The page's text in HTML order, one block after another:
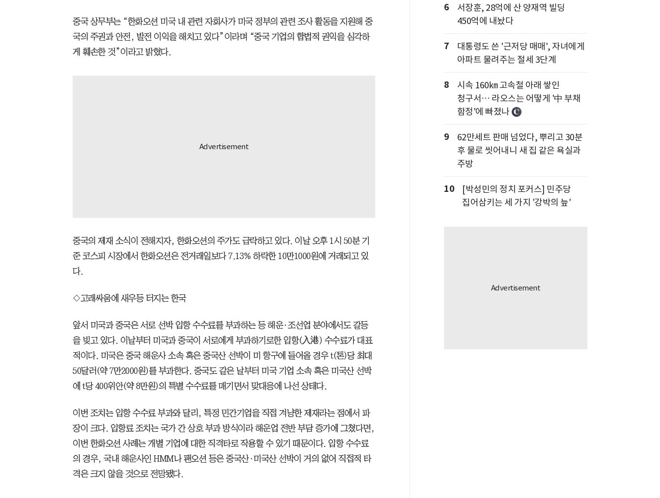
중국 상무부는 “한화오션 미국 내 관련 자회사가 미국 정부의 관련 조사 활동을 지원해 중
국의 주권과 안전, 발전 이익을 해치고 있다”이라며 “중국 기업의 합법적 권익을 심각하
게 훼손한 것”이라고 밝혔다.
중국의 제재 소식이 전해지자, 한화오션의 주가도 급락하고 있다. 이날 오후 1시 50분 기
준 코스피 시장에서 한화오션은 전거래일보다 7.13% 하락한 10만1000원에 거래되고 있
다.
◇고래싸움에 새우등 터지는 한국
앞서 미국과 중국은 서로 선박 입항 수수료를 부과하는 등 해운·조선업 분야에서도 갈등
을 빚고 있다. 이날부터 미국과 중국이 서로에게 부과하기로한 입항(入港) 수수료가 대표
적이다. 미국은 중국 해운사 소속 혹은 중국산 선박이 미 항구에 들어올 경우 t(톤)당 최대
50달러(약 7만2000원)를 부과한다. 중국도 같은 날부터 미국 기업 소속 혹은 미국산 선박
에 t당 400위안(약 8만원)의 특별 수수료를 매기면서 맞대응에 나선 상태다.
이번 조치는 입항 수수료 부과와 달리, 특정 민간기업을 직접 겨냥한 제재라는 점에서 파
장이 크다. 입항료 조치는 국가 간 상호 부과 방식이라 해운업 전반 부담 증가에 그쳤다면,
이번 한화오션 사례는 개별 기업에 대한 직격타로 작용할 수 있기 때문이다. 입항 수수료
의 경우, 국내 해운사인 HMM나 팬오션 등은 중국산·미국산 선박이 거의 없어 직접적 타
격은 크지 않을 것으로 전망됐다.
6
서장훈, 28억에 산 양재역 빌딩
450억에 내놨다
7
대통령도 쓴 '근저당 매매', 자녀에게
아파트 물려주는 절세 3단계
8
시속 160㎞ 고속철 아래 쌓인
청구서… 라오스는 어떻게 '中 부채
함정'에 빠졌나
9
62만세트 판매 넘었다, 뿌리고 30분
후 물로 씻어내니 새 집 같은 욕실과
주방
10
[박성민의 정치 포커스] 민주당
집어삼키는 세 가지 '강박의 늪'